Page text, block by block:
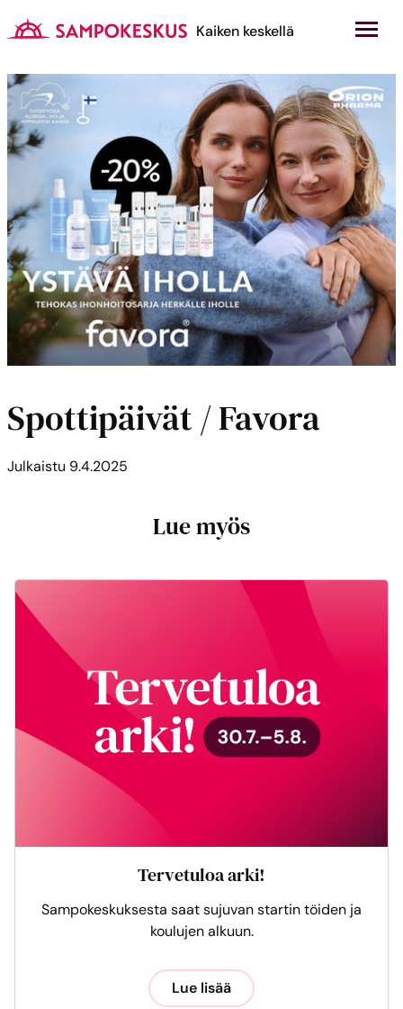
sisältöön
Kauppakeskus Sampokeskus
Kaiken keskellä
Spottipäivät / Favora
Julkaistu 9.4.2025
Lue myös
Tervetuloa arki!
Sampokeskuksesta saat sujuvan startin töiden ja
koulujen alkuun.
Lue lisää